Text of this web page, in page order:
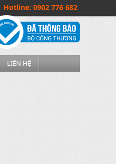
Hotline: 0902 776 682
LIÊN HỆ